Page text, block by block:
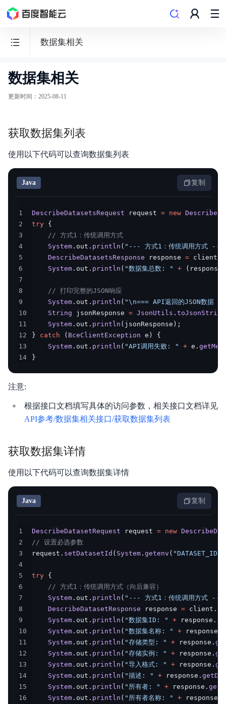
数据集相关
百
度
·
计
算
平
产品定价
操作指南
API参考
常用工具
服务等级协议SLA
数据集相关
更新时间 ： 2025-08-11
获取数据集列表
使用以下代码可以查询数据集列表
Java 复制
1 DescribeDatasetsRequest request = new
2
try {
3
// 方式1：传统调用方式
4
System . out . println ( "--- 方式1：传统调用方式
5
DescribeDatasetsResponse response = client
6
System . out . println ( "数据集总数: " + ( response
7
8
// 打印完整的JSON响应
9
System . out . println ( "\n=== API返回的JSON数据
10
String jsonResponse = JsonUtils . toJsonString
11
System . out . println ( jsonResponse ) ;
12
} catch ( BceClientException e )
{
13
System . out . println ( "API调用失败: " + e .
14
}
注意:
根据接口文档填写具体的访问参数，相关接口文档详见
API参考/数据集相关接口/获取数据集列表
获取数据集详情
使用以下代码可以查询数据集详情
Java 复制
1 DescribeDatasetRequest request = new
2
// 设置必选参数
3
request . setDatasetId ( System . getenv ( "DATASET_ID"
4
5
try {
6
// 方式1：传统调用方式（向后兼容）
7
System . out . println ( "--- 方式1：传统调用方式
8
DescribeDatasetResponse response = client .
9
System . out . println ( "数据集ID: " + response .
10
System . out . println ( "数据集名称: " + response
11
System . out . println ( "存储类型: " + response .
12
System . out . println ( "存储实例: " + response .
13
System . out . println ( "导入格式: " + response .
14
System . out . println ( "描述: " + response .
15
System . out . println ( "所有者: " + response .
16
System . out . println ( "所有者名称: " + response